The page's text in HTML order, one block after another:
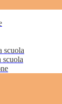
scuola
scuola